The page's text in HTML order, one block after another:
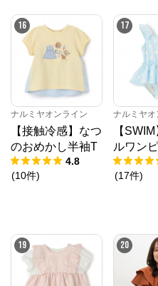
16
ナルミヤオンライン
【接触冷感】なつ
のおめかし半袖T
4.8
(10件)
17
ナルミヤオ
【
ルワン
(17件)
19 20